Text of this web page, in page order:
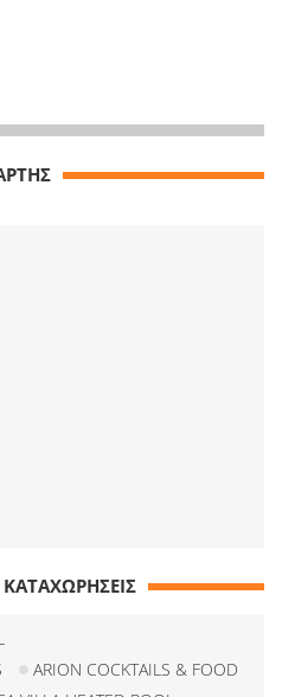
ΚΑΤΑΧΩΡΗΣΕΙΣ
ARION COCKTAILS & FOOD